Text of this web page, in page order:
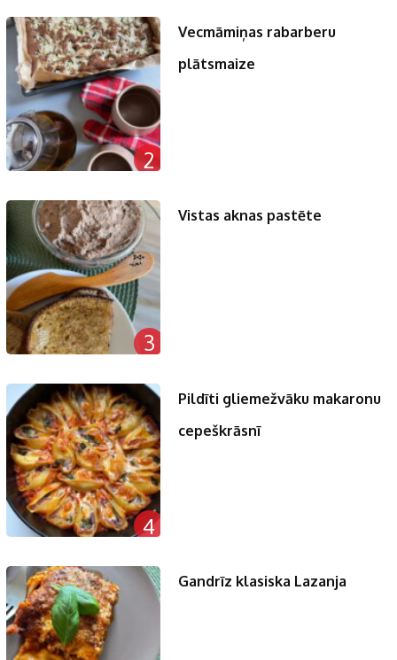
2
Vecmāmiņas rabarberu
plātsmaize
3
Vistas aknas pastēte
4
Pildīti gliemežvāku makaronu
cepeškrāsnī
Gandrīz klasiska Lazanja